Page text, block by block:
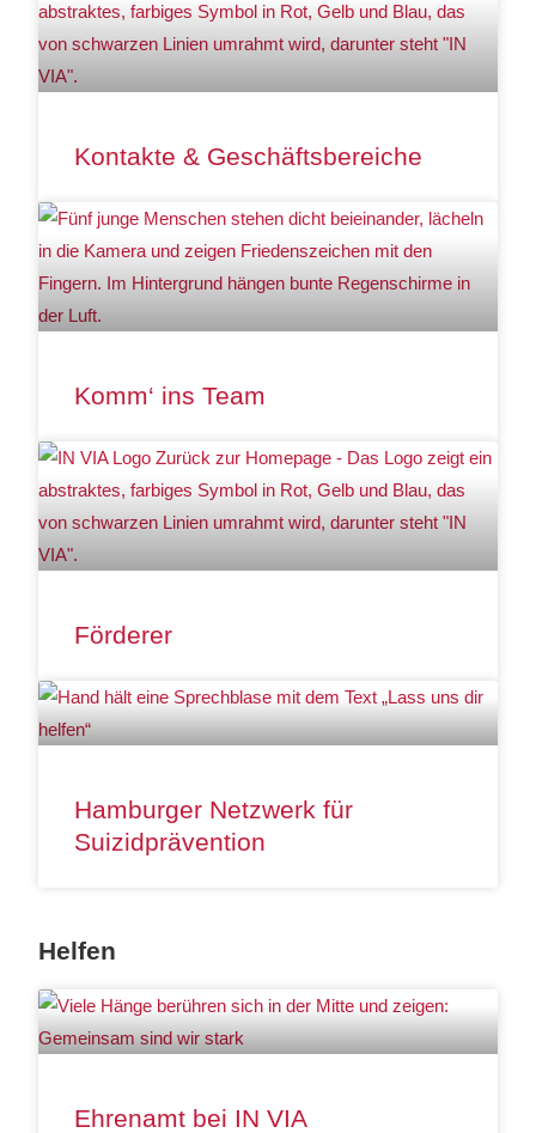
Kontakte & Geschäftsbereiche
Komm‘ ins Team
Förderer
Hamburger Netzwerk für
Suizidprävention
Helfen
Ehrenamt bei IN VIA